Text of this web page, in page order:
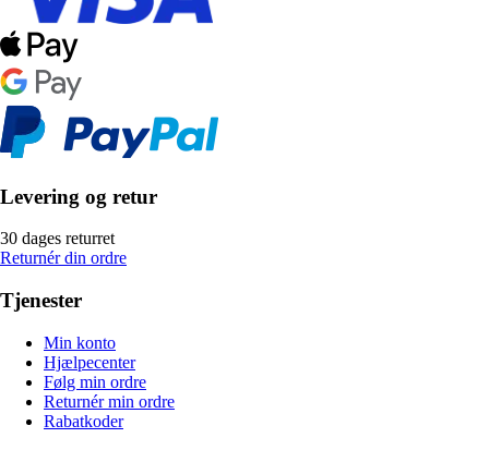
Levering og retur
30 dages returret
Returnér din ordre
Tjenester
Min konto
Hjælpecenter
Følg min ordre
Returnér min ordre
Rabatkoder